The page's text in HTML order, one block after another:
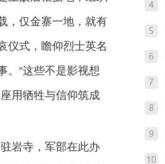
，仅金寨一地，就有
仪式，瞻仰烈士英名
。“这些不是影视想
用牺牲与信仰筑成
岩寺，军部在此办